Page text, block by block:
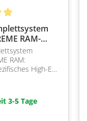
RAM-
RAM:
High-End
RAM Modul
3-5 Tage